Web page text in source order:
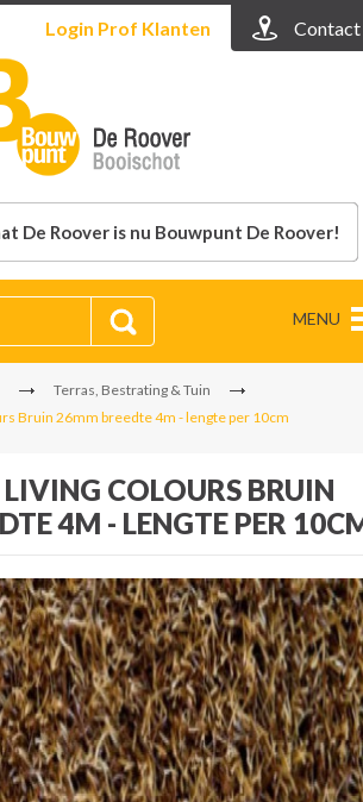
Login Prof Klanten Contact
De Roover is nu Bouwpunt De Roover!
MENU
Terras, Bestrating & Tuin
Bruin 26mm breedte 4m - lengte per 10cm
COLOURS BRUIN
4M - LENGTE PER